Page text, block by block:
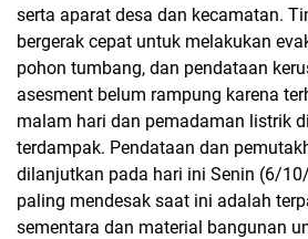
serta aparat desa dan kecamatan.
bergerak cepat untuk melakukan
pohon tumbang, dan pendataan
asesment belum rampung karena
malam hari dan pemadaman listrik
terdampak. Pendataan dan
dilanjutkan pada hari ini Senin (6/
paling mendesak saat ini adalah
sementara dan material bangunan